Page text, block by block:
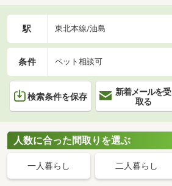
できるお部屋を探してみてくださいね。
駅 東北本線/油島
条件 ペット相談可
検索条件を保存
新着メールを受
取る
人数に合った間取りを選ぶ
一人暮らし 二人暮らし